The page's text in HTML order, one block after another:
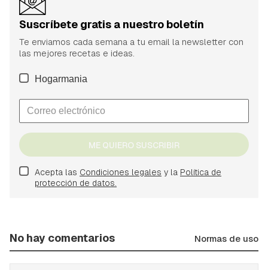
Suscríbete gratis a nuestro boletín
Te enviamos cada semana a tu email la newsletter con
las mejores recetas e ideas.
Hogarmania
ME QUIERO SUSCRIBIR
Acepta las Condiciones legales y la Política de
protección de datos.
No hay comentarios Normas de uso